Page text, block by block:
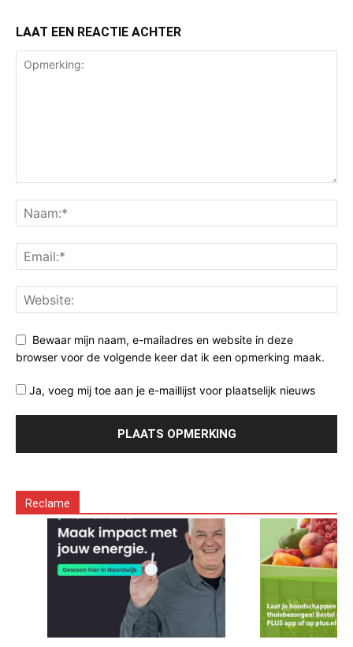
LAAT EEN REACTIE ACHTER
Bewaar mijn naam, e-mailadres en website in deze
browser voor de volgende keer dat ik een opmerking maak.
Ja, voeg mij toe aan je e-maillijst voor plaatselijk nieuws
Reclame